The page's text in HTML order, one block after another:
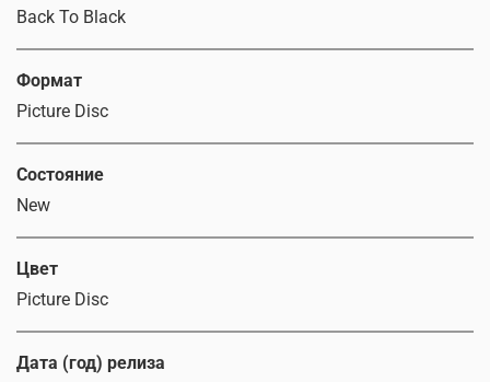
Back To Black
Формат
Picture Disc
Состояние
New
Цвет
Picture Disc
Дата (год) релиза